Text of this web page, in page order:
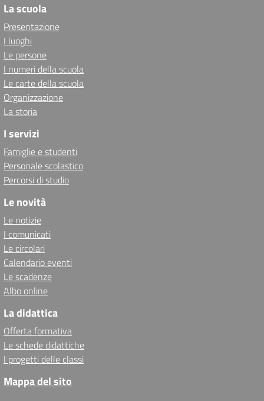
La scuola
Presentazione
I luoghi
Le persone
I numeri della scuola
Le carte della scuola
Organizzazione
La storia
I servizi
Famiglie e studenti
Personale scolastico
Percorsi di studio
Le novità
Le notizie
I comunicati
Le circolari
Calendario eventi
Le scadenze
Albo online
La didattica
Offerta formativa
Le schede didattiche
I progetti delle classi
Mappa del sito